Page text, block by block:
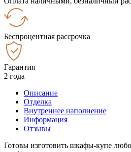
Беспроцентная рассрочка
Гарантия
2 года
Описание
Отделка
Внутреннее наполнение
Информация
Отзывы
Готовы изготовить шкафы-купе